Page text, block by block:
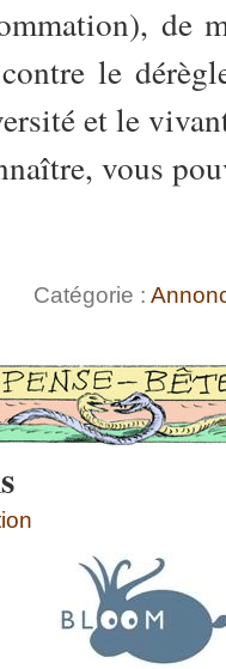
de
le
et le
vous
Catégorie :